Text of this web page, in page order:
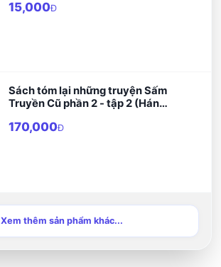
15,000Đ
Sách tóm lại những truyện Sấm
Truyền Cũ phần 2 - tập 2 (Hán
170,000Đ
Xem thêm sản phẩm khác...